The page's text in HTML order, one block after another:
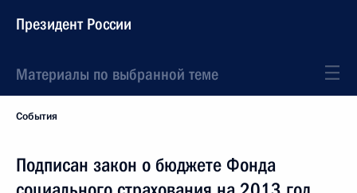
Президент России
Материалы по выбранной теме
События
Подписан закон о бюджете Фонда